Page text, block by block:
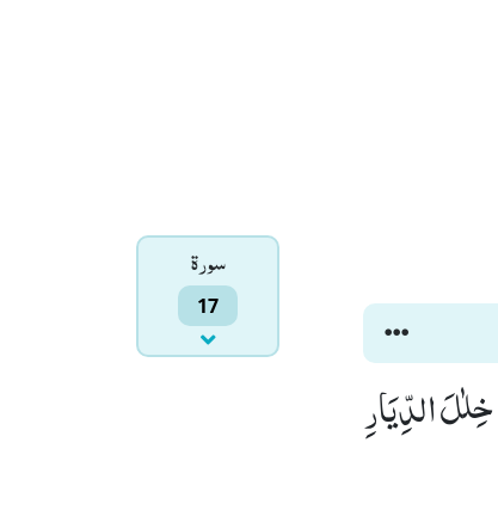
سورۃ
17
الدِّیَارِ